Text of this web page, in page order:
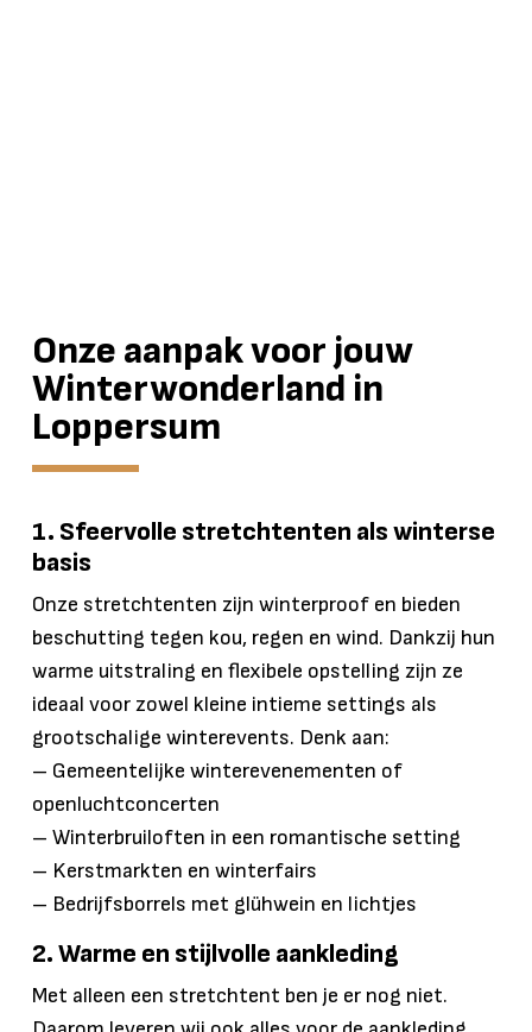
Onze aanpak voor jouw
Winterwonderland in
Loppersum
1. Sfeervolle stretchtenten als winterse
basis
Onze stretchtenten zijn winterproof en bieden
beschutting tegen kou, regen en wind. Dankzij hun
warme uitstraling en flexibele opstelling zijn ze
ideaal voor zowel kleine intieme settings als
grootschalige winterevents. Denk aan:
– Gemeentelijke winterevenementen of
openluchtconcerten
– Winterbruiloften in een romantische setting
– Kerstmarkten en winterfairs
– Bedrijfsborrels met glühwein en lichtjes
2. Warme en stijlvolle aankleding
Met alleen een stretchtent ben je er nog niet.